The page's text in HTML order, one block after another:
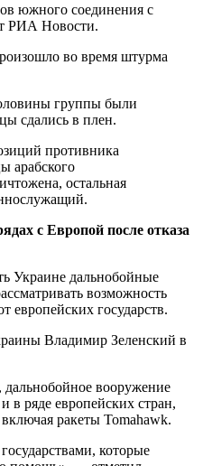
южного соединения с
РИА Новости.
во время штурма
группы были
сдались в плен.
противника
арабского
остальная
с Европой после отказа
Украине дальнобойные
возможность
европейских государств.
Владимир Зеленский в
дальнобойное вооружение
ряде европейских стран,
ракеты Tomahawk.
которые